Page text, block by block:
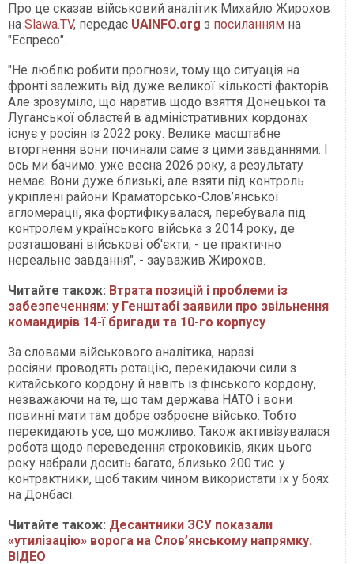
Про це сказав військовий аналітик Михайло Жирохов
на Slawa.TV, передає UAINFO.org з посиланням на
"Еспресо".
"Не люблю робити прогнози, тому що ситуація на
фронті залежить від дуже великої кількості факторів.
Але зрозуміло, що наратив щодо взяття Донецької та
Луганської областей в адміністративних кордонах
існує у росіян із 2022 року. Велике масштабне
вторгнення вони починали саме з цими завданнями. І
ось ми бачимо: уже весна 2026 року, а результату
немає. Вони дуже близькі, але взяти під контроль
укріплені райони Краматорсько-Слов’янської
агломерації, яка фортифікувалася, перебувала під
контролем українського війська з 2014 року, де
розташовані військові об'єкти, - це практично
нереальне завдання", - зауважив Жирохов.
Читайте також: Втрата позицій і проблеми із
забезпеченням: у Генштабі заявили про звільнення
командирів 14-ї бригади та 10-го корпусу
За словами військового аналітика, наразі
росіяни проводять ротацію, перекидаючи сили з
китайського кордону й навіть із фінського кордону,
незважаючи на те, що там держава НАТО і вони
повинні мати там добре озброєне військо. Тобто
перекидають усе, що можливо. Також активізувалася
робота щодо переведення строковиків, яких цього
року набрали досить багато, близько 200 тис. у
контрактники, щоб таким чином використати їх у боях
на Донбасі.
Читайте також: Десантники ЗСУ показали
«утилізацію» ворога на Слов’янському напрямку.
ВІДЕО